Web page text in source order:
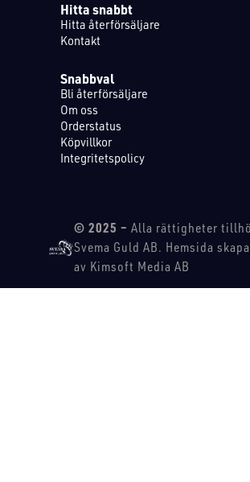
Hitta snabbt
Hitta återförsäljare
Kontakt
Snabbval
Bli återförsäljare
Om oss
Orderstatus
Köpvillkor
Integritetspolicy
© 2025 – Alla rättigheter
Svema Guld AB. Hemsida
av Kimsoft Media AB